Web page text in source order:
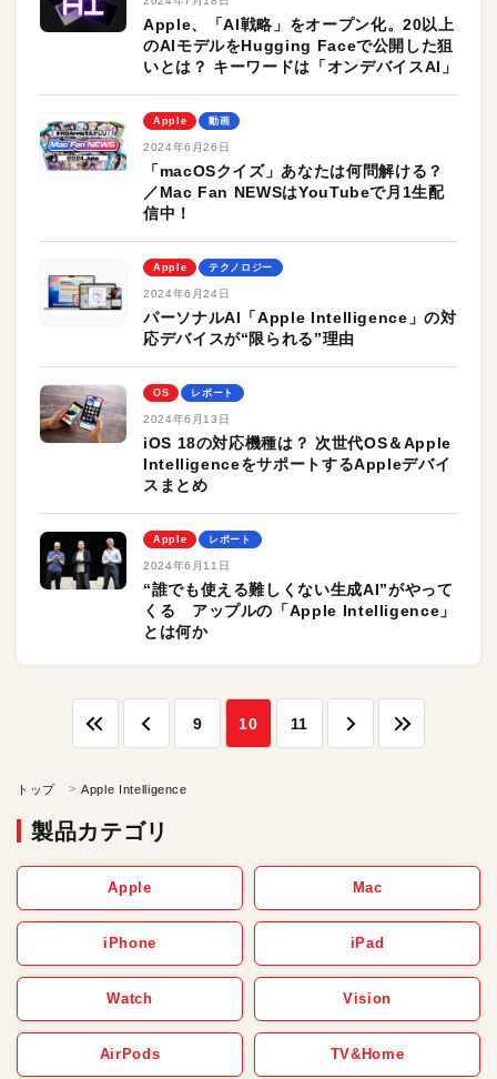
Apple、「AI戦略」をオープン化。20以上
のAIモデルをHugging Faceで公開した狙
いとは？ キーワードは「オンデバイスAI」
Apple 動画
2024年6月26日
「macOSクイズ」あなたは何問解ける？
／Mac Fan NEWSはYouTubeで月1生配
信中！
Apple テクノロジー
2024年6月24日
パーソナルAI「Apple Intelligence」の対
応デバイスが“限られる”理由
OS レポート
2024年6月13日
iOS 18の対応機種は？ 次世代OS＆Apple
IntelligenceをサポートするAppleデバイ
スまとめ
Apple レポート
2024年6月11日
“誰でも使える難しくない生成AI”がやって
くる アップルの「Apple Intelligence」
とは何か
9 10 11
トップ Apple Intelligence
製品カテゴリ
Apple Mac
iPhone iPad
Watch Vision
AirPods TV&Home